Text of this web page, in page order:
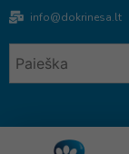
info@dokrinesa.lt